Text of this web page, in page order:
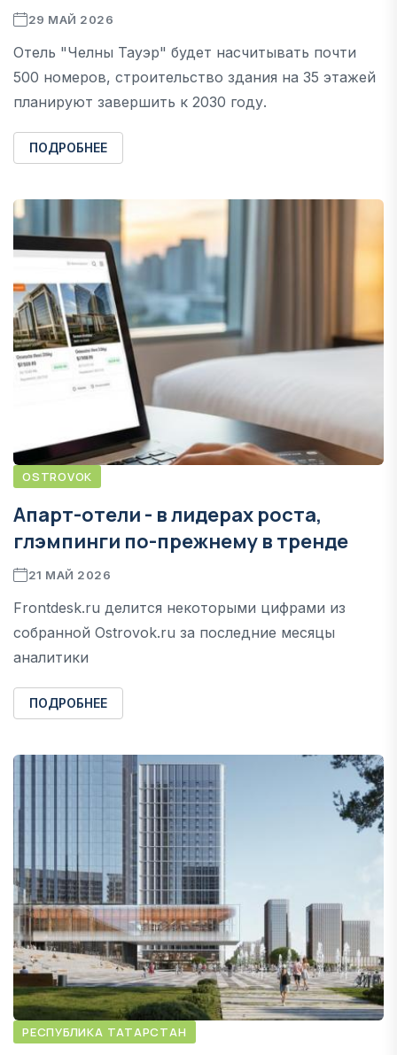
29 МАЙ 2026
Отель "Челны Тауэр" будет насчитывать почти
500 номеров, строительство здания на 35 этажей
планируют завершить к 2030 году.
ПОДРОБНЕЕ
OSTROVOK
Апарт-отели - в лидерах роста,
глэмпинги по-прежнему в тренде
21 МАЙ 2026
Frontdesk.ru делится некоторыми цифрами из
собранной Ostrovok.ru за последние месяцы
аналитики
ПОДРОБНЕЕ
РЕСПУБЛИКА ТАТАРСТАН